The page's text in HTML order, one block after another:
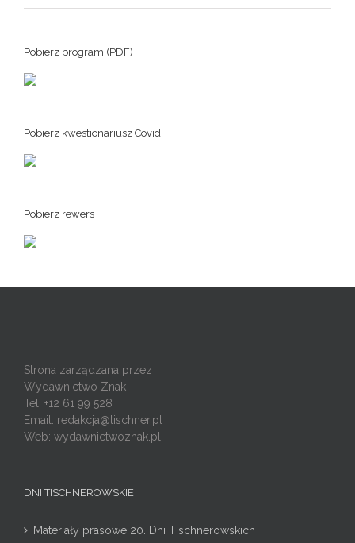
Pobierz program (PDF)
Pobierz kwestionariusz Covid
Pobierz rewers
Strona zarządzana przez
Wydawnictwo Znak
Tel: +12 61 99 528
Email: redakcja@tischner.pl
Web: wydawnictwoznak.pl
DNI TISCHNEROWSKIE
Materiały prasowe 20. Dni Tischnerowskich